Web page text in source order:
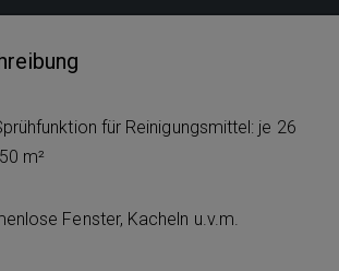
für Reinigungsmittel: je 26
m²
Fenster, Kacheln u.v.m.